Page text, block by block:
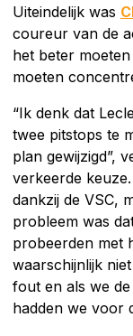
Uiteindelijk was
coureur van de
het beter
moeten
“Ik denk dat
twee pitstops te
plan gewijzigd”,
verkeerde
dankzij de VSC,
probleem was
probeerden met
waarschijnlijk
fout en als we
hadden we voor